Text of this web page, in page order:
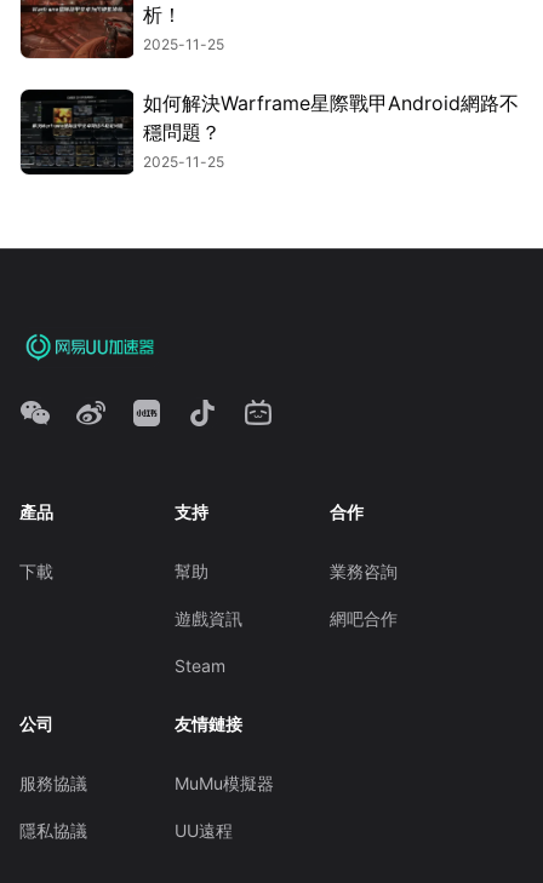
析！
2025-11-25
如何解決Warframe星際戰甲Android網路不
穩問題？
2025-11-25
產品
下載
支持
幫助
遊戲資訊
Steam
合作
業務咨詢
網吧合作
公司
服務協議
隱私協議
友情鏈接
MuMu模擬器
UU遠程